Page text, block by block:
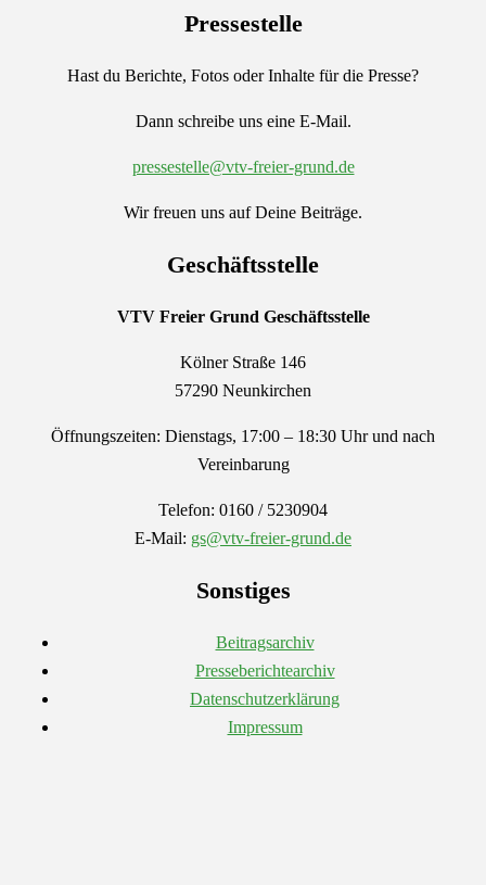
Pressestelle
Hast du Berichte, Fotos oder Inhalte für die Presse?
Dann schreibe uns eine E-Mail.
pressestelle@vtv-freier-grund.de
Wir freuen uns auf Deine Beiträge.
Geschäftsstelle
VTV Freier Grund Geschäftsstelle
Kölner Straße 146
57290 Neunkirchen
Öffnungszeiten: Dienstags, 17:00 – 18:30 Uhr und nach
Vereinbarung
Telefon: 0160 / 5230904
E-Mail: gs@vtv-freier-grund.de
Sonstiges
Beitragsarchiv
Presseberichtearchiv
Datenschutzerklärung
Impressum